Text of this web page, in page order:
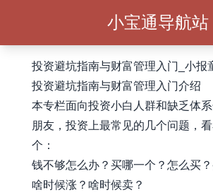
小宝通导航站
投资避坑指南与财富管理入门_小报
投资避坑指南与财富管理入门介绍
本专栏面向投资小白人群和缺乏体
朋友，投资上最常见的几个问题，
个：
钱不够怎么办？买哪一个？怎么买
啥时候涨？啥时候卖？